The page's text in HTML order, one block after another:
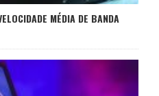
MÉDIA DE BANDA